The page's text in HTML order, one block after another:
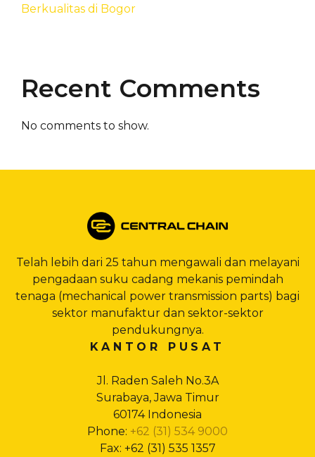
Berkualitas di Bogor
Recent Comments
No comments to show.
Telah lebih dari 25 tahun mengawali dan melayani
pengadaan suku cadang mekanis pemindah
tenaga (mechanical power transmission parts) bagi
sektor manufaktur dan sektor-sektor
pendukungnya.
KANTOR PUSAT
Jl. Raden Saleh No.3A
Surabaya, Jawa Timur
60174 Indonesia
Phone: +62 (31) 534 9000
Fax: +62 (31) 535 1357